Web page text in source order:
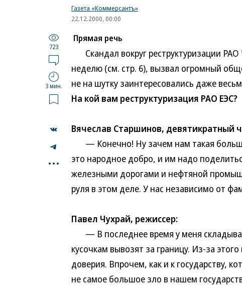
Газета «Коммерсантъ»
22.12.2000, 00:00
723
3 мин.
...
Прямая речь
Скандал вокруг реструктуризации
неделю (см. стр. 6), вызвал огромный
не на шутку заинтересовались даже
На кой вам реструктуризация РАО ЕЭС?
Вячеслав Старшинов, девятикратный
— Конечно! Ну зачем нам такая
это народное добро, и им надо
железными дорогами и нефтяной
руля в этом деле. У нас независимо от
Павел Чухрай, режиссер:
— В последнее время у меня
кусочкам вывозят за границу. Из-за
доверия. Впрочем, как и к государству,
не самое большое зло в нашем